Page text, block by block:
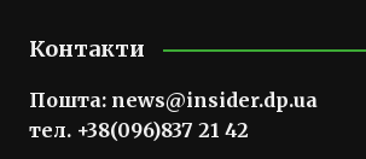
Контакти
Пошта: news@insider.dp.ua
тел. +38(096)837 21 42